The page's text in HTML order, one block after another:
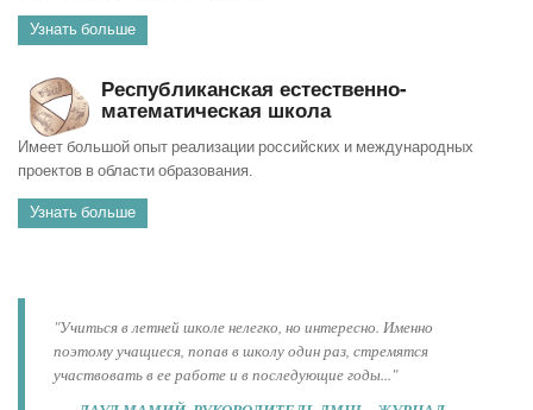
Узнать больше
Республиканская естественно-
математическая школа
Имеет большой опыт реализации российских и международных
проектов в области образования.
Узнать больше
"Учиться в летней школе нелегко, но интересно. Именно
поэтому учащиеся, попав в школу один раз, стремятся
участвовать в ее работе и в последующие годы..."